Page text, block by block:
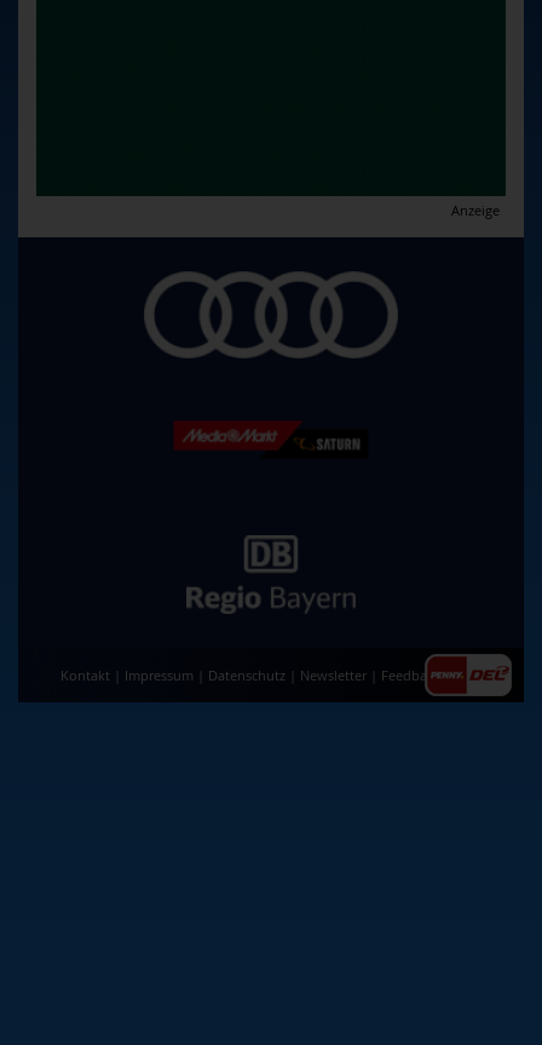
Anzeige
Kontakt Impressum Datenschutz Newsletter Feedback|AGB